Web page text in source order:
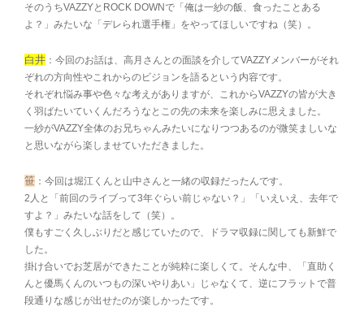
そのうちVAZZYとROCK DOWNで「俺は一紗の飯、食ったことある
よ？」みたいな「デレられ選手権」をやってほしいですね（笑）。
白井 ：今回のお話は、高月さんとの面談を介してVAZZYメンバーがそれ
ぞれの方向性やこれからのビジョンを語るという内容です。
それぞれ悩み事や色々な考えがありますが、これからVAZZYの皆が大き
く羽ばたいていくんだろうなとこの先の未来を楽しみに思えました。
一紗がVAZZY全体のお兄ちゃんみたいになりつつあるのが微笑ましいな
と思いながら楽しませていただきました。
笹 ：今回は堀江くんと山中さんと一緒の収録だったんです。
2人と「前回のライブって3年ぐらい前じゃない？」「いえいえ、去年で
すよ？」みたいな話をして（笑）。
僕もすごく久しぶりだと感じていたので、ドラマ収録に関しても新鮮で
した。
掛け合いでお芝居ができたことが純粋に楽しくて。そんな中、「直助く
んと優馬くんのいつもの深いやりあい」じゃなくて、逆にフラットで普
段通りな感じが出せたのが楽しかったです。